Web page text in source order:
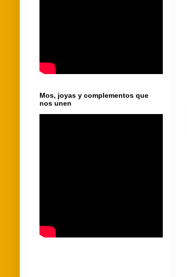
Mos, joyas y complementos que
nos unen